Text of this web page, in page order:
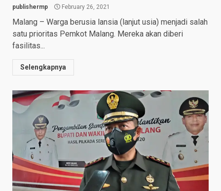
publishermp February 26, 2021
Malang – Warga berusia lansia (lanjut usia) menjadi salah
satu prioritas Pemkot Malang. Mereka akan diberi
fasilitas...
Selengkapnya